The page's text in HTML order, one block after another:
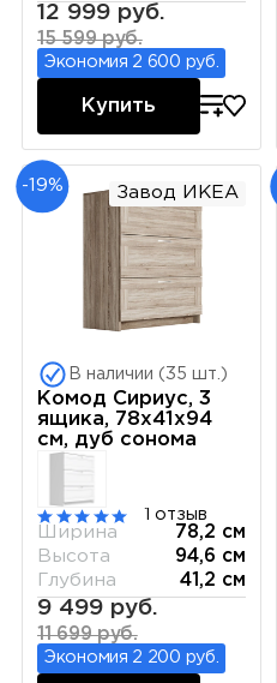
12 999 руб.
15 599 руб.
Экономия 2 600 руб.
Купить
-19% Завод ИКЕА
В наличии (35 шт.)
Комод Сириус, 3
ящика, 78х41х94
см, дуб сонома
1 отзыв
Ширина
78,2 см
Высота
94,6 см
Глубина
41,2 см
9 499 руб.
11 699 руб.
Экономия 2 200 руб.